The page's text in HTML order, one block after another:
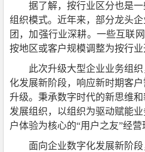
据了解，按行业区分也是
组织模式。近年来，部分龙头
团，加强行业深耕。一些互联
按地区或客户规模调整为按行业
此次升级大型企业业务组
化发展新阶段，响应新时期客
升级。秉承数字时代的新思维
发展组织，以组织为驱动赋能
户体验为核心的“用户之友”经营
面向企业数字化发展新阶